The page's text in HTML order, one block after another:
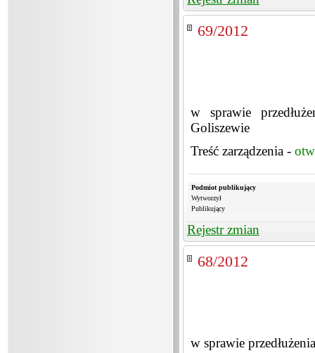
69/2012
w sprawie
Goliszewie
Treść zarządzenia -
Podmiot publikujący
Wytworzył
Publikujący
Rejestr zmian
68/2012
w sprawie